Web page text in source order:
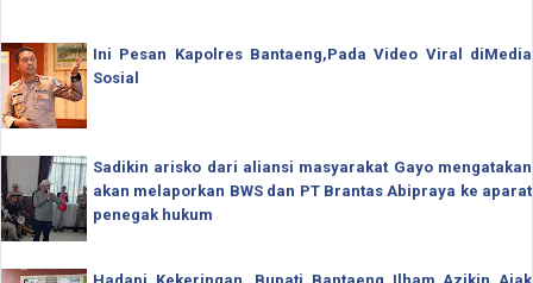
Ini Pesan Kapolres Bantaeng,Pada Video Viral diMedia
Sosial
Sadikin arisko dari aliansi masyarakat Gayo mengatakan
akan melaporkan BWS dan PT Brantas Abipraya ke aparat
penegak hukum